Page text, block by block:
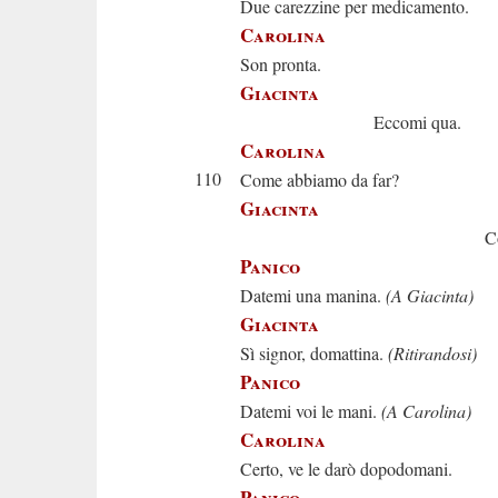
Due carezzine per medicamento.
Carolina
Son pronta.
Giacinta
Eccomi qua.
Carolina
110 Come abbiamo da far?
Giacinta
Come si
Panico
Datemi una manina. (A Giacinta)
Giacinta
Sì signor, domattina. (Ritirandosi)
Panico
Datemi voi le mani. (A Carolina)
Carolina
Certo, ve le darò dopodomani.